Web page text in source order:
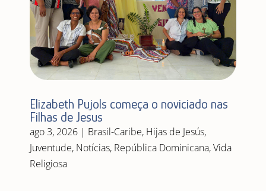
Elizabeth Pujols começa o noviciado nas
Filhas de Jesus
ago 3, 2026| Brasil-Caribe, Hijas de Jesús,
Juventude, Notícias, República Dominicana,Vida
Religiosa